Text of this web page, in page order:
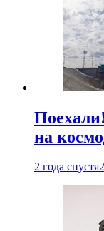
на
2 года спустя